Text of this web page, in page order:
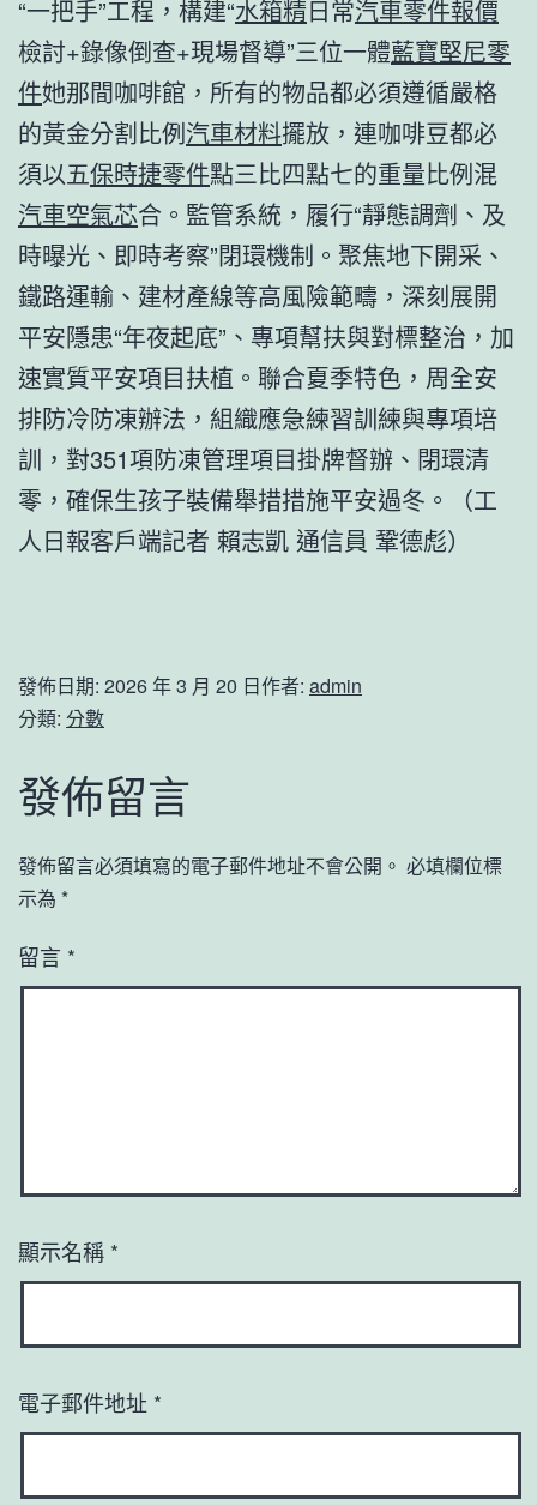
“一把手”工程，構建“水箱精日常汽車零件報價
檢討+錄像倒查+現場督導”三位一體藍寶堅尼零
件她那間咖啡館，所有的物品都必須遵循嚴格
的黃金分割比例汽車材料擺放，連咖啡豆都必
須以五保時捷零件點三比四點七的重量比例混
汽車空氣芯合。監管系統，履行“靜態調劑、及
時曝光、即時考察”閉環機制。聚焦地下開采、
鐵路運輸、建材產線等高風險範疇，深刻展開
平安隱患“年夜起底”、專項幫扶與對標整治，加
速實質平安項目扶植。聯合夏季特色，周全安
排防冷防凍辦法，組織應急練習訓練與專項培
訓，對351項防凍管理項目掛牌督辦、閉環清
零，確保生孩子裝備舉措措施平安過冬。（工
人日報客戶端記者 賴志凱 通信員 鞏德彪）
發佈日期: 2026 年 3 月 20 日作者: admin
分類: 分數
發佈留言
發佈留言必須填寫的電子郵件地址不會公開。 必填欄位標
示為 *
留言 *
顯示名稱 *
電子郵件地址 *